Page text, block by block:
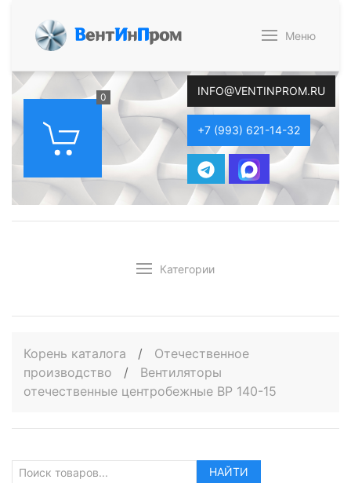
ВентИнПром Меню
0 INFO@VENTINPROM.RU
+7 (993) 621-14-32
Категории
Корень каталога /
Отечественное
производство
/
Вентиляторы
отечественные центробежные ВР 140-15
НАЙТИ